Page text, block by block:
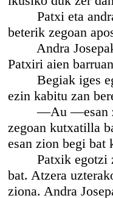
Patxi eta andra
beterik zegoan
Andra Josepak
Patxiri aien
Begiak iges
ezin kabitu zan
—Au —esan
zegoan kutxatilla
esan zion begi bat
Patxik egotzi
bat. Atzera
ziona. Andra